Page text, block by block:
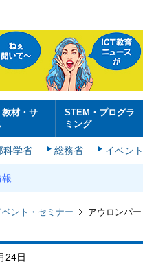
教材・サ
STEM・プログラ
ミング
科学省 総務省 イベント
ベント・セミナー
アウロンパ
24日